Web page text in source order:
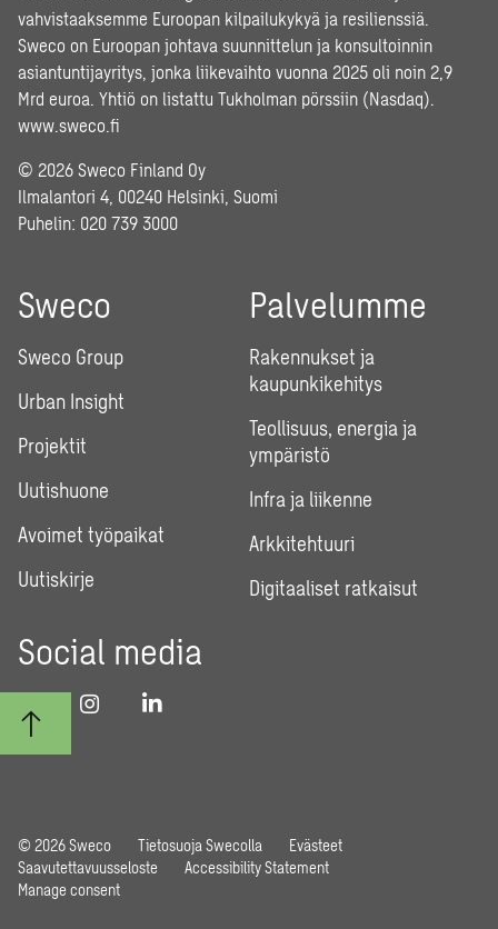
vahvistaaksemme Euroopan kilpailukykyä ja resilienssiä.
Sweco on Euroopan johtava suunnittelun ja konsultoinnin
asiantuntijayritys, jonka liikevaihto vuonna 2025 oli noin 2,9
Mrd euroa. Yhtiö on listattu Tukholman pörssiin (Nasdaq).
www.sweco.fi
© 2026 Sweco Finland Oy
Ilmalantori 4, 00240 Helsinki, Suomi
Puhelin: 020 739 3000
Sweco
Sweco Group
Urban Insight
Projektit
Uutishuone
Avoimet työpaikat
Uutiskirje
Palvelumme
Rakennukset ja
kaupunkikehitys
Teollisuus, energia ja
ympäristö
Infra ja liikenne
Arkkitehtuuri
Digitaaliset ratkaisut
Social media
© 2026 Sweco Tietosuoja Swecolla
Evästeet
Saavutettavuusseloste
Accessibility Statement
Manage consent